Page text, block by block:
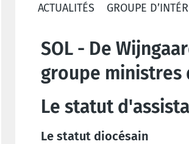
ACTUALITÉS GROUPE
SOL - De
groupe ministres
Le statut
Le statut diocésain